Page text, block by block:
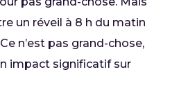
un réveil à 8 h du matin
n’est pas grand-chose,
impact significatif sur